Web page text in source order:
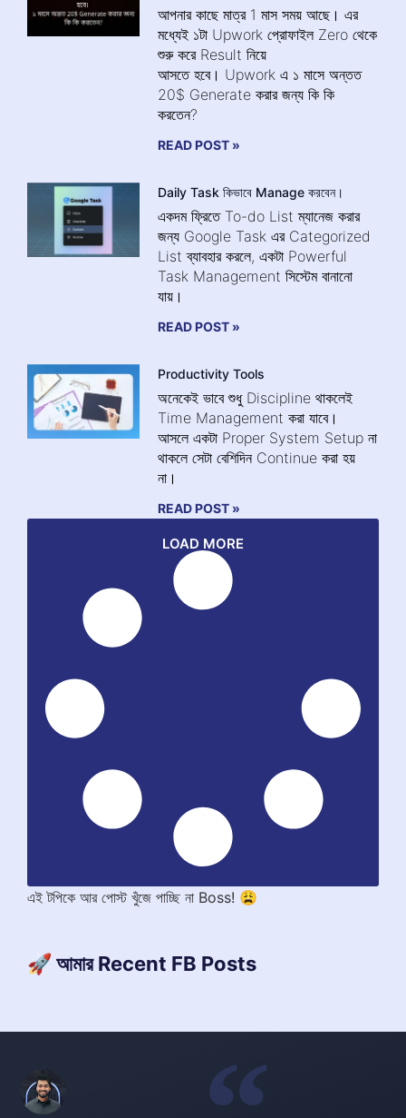
আপনার কাছে মাত্র 1 মাস সময় আছে। এর
মধ্যেই ১টা Upwork প্রোফাইল Zero থেকে
শুরু করে Result নিয়ে
আসতে হবে। Upwork এ ১ মাসে অন্তত
20$ Generate করার জন্য কি কি
করতেন?
READ POST »
Daily Task কিভাবে Manage করবেন।
একদম ফ্রিতে To-do List ম্যানেজ করার
জন্য Google Task এর Categorized
List ব্যাবহার করলে, একটা Powerful
Task Management সিস্টেম বানানো
যায়।
READ POST »
Productivity Tools
অনেকেই ভাবে শুধু Discipline থাকলেই
Time Management করা যাবে।
আসলে একটা Proper System Setup না
থাকলে সেটা বেশিদিন Continue করা হয়
না।
READ POST »
LOAD MORE
এই টপিকে আর পোস্ট খুঁজে পাচ্ছি না Boss! 😩
🚀 আমার Recent FB Posts